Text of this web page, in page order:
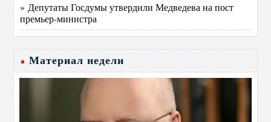
» Депутаты Госдумы утвердили Медведева на пост
премьер-министра
Материал недели